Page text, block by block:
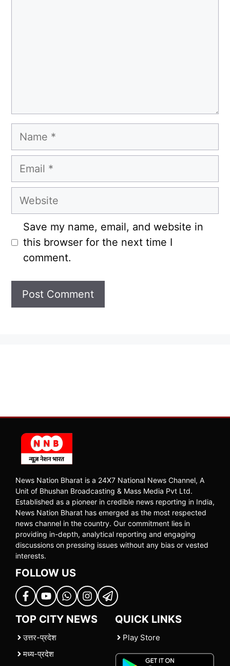
Name
Email
Website
Save my name, email, and website in
this browser for the next time I
comment.
News Nation Bharat is a 24X7 National News Channel, A
Unit of Bhushan Broadcasting & Mass Media Pvt Ltd.
Established as a pioneer in credible news reporting in India,
News Nation Bharat has emerged as the most respected
news channel in the country. Our commitment lies in
providing in-depth, analytical reporting and engaging
discussions on pressing issues without any bias or vested
interests.
FOLLOW US
TOP CITY NEWS
उत्तर-प्रदेश
मध्य-प्रदेश
QUICK LINKS
Play Store